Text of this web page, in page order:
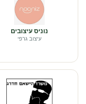
נוניס עיצובים
עיצוב גרפי